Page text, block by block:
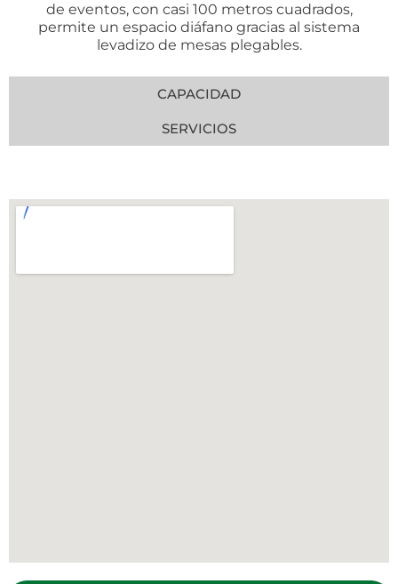
de eventos, con casi 100 metros cuadrados,
permite un espacio diáfano gracias al sistema
levadizo de mesas plegables.
CAPACIDAD
SERVICIOS